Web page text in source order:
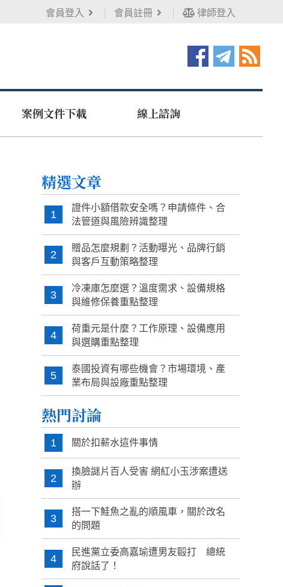
會員登入 會員註冊 律師登入
案例文件下載 線上諮詢
精選文章
1
證件小額借款安全嗎？申請條件、合
法管道與風險辨識整理
2
贈品怎麼規劃？活動曝光、品牌行銷
與客戶互動策略整理
3
冷凍庫怎麼選？溫度需求、設備規格
與維修保養重點整理
4
荷重元是什麼？工作原理、設備應用
與選購重點整理
5
泰國投資有哪些機會？市場環境、產
業布局與設廠重點整理
熱門討論
1 關於扣薪水這件事情
2
換臉謎片百人受害 網紅小玉涉案遭送
辦
3
搭一下鮭魚之亂的順風車，關於改名
的問題
4
民進黨立委高嘉瑜遭男友毆打 總統
府說話了！